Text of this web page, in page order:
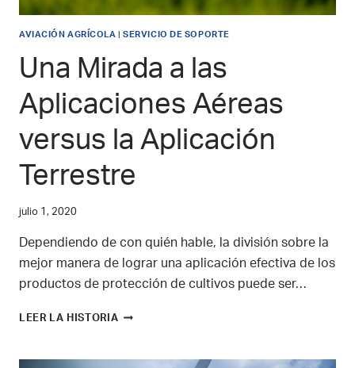
AVIACIÓN AGRÍCOLA |SERVICIO DE SOPORTE
Una Mirada a las
Aplicaciones Aéreas
versus la Aplicación
Terrestre
julio 1, 2020
Dependiendo de con quién hable, la división sobre la
mejor manera de lograr una aplicación efectiva de los
productos de protección de cultivos puede ser…
LEER LA HISTORIA UNA
LAS